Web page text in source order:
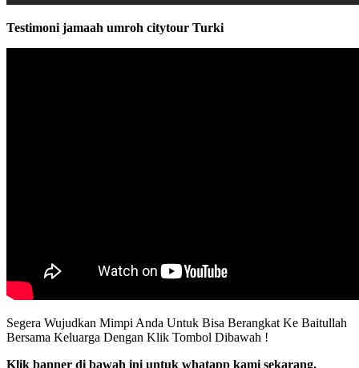
Testimoni jamaah umroh citytour Turki
Segera Wujudkan Mimpi Anda Untuk Bisa Berangkat Ke Baitullah
Bersama Keluarga Dengan Klik Tombol Dibawah !
Klik banner di bawah ini untuk whatapp kami sekarang.